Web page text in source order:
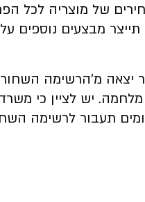
מבצעים נוספים
יצאה מ'הרשימה
יש לציין כי
תעבור לרשימה